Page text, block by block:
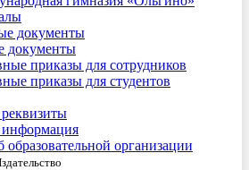
документы
документы
приказы для сотрудников
приказы для студентов
информация
образовательной организации